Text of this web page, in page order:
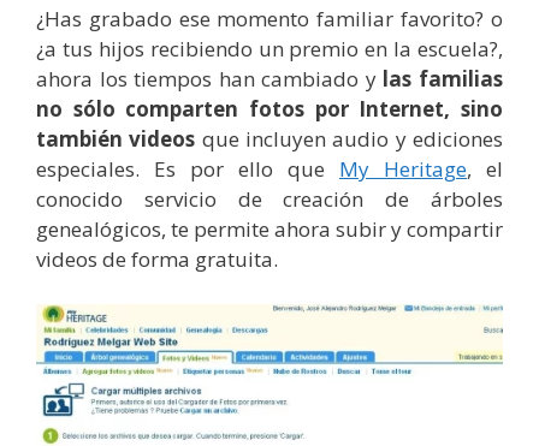
¿Has grabado ese momento familiar favorito? o
¿a tus hijos recibiendo un premio en la escuela?,
ahora los tiempos han cambiado y las familias
no sólo comparten fotos por Internet, sino
también videos que incluyen audio y ediciones
especiales. Es por ello que My Heritage, el
conocido servicio de creación de árboles
genealógicos, te permite ahora subir y compartir
videos de forma gratuita.